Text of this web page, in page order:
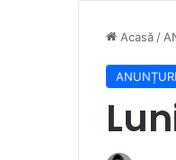
Acasă /
ANUNȚURI